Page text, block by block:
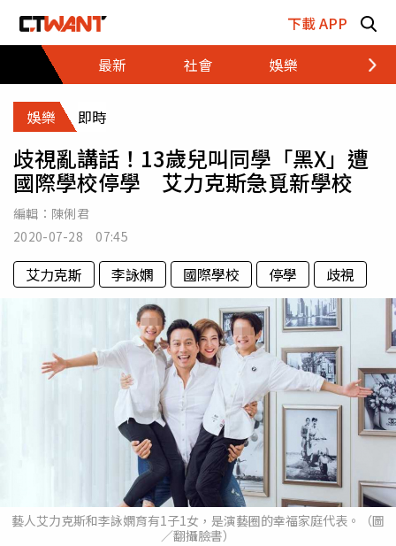
下載 APP
最新
社會 娛樂 財經
娛樂 即時
歧視亂講話！13歲兒叫同學「黑X」遭
國際學校停學 艾力克斯急覓新學校
編輯： 陳俐君
2020-07-28 07:45
艾力克斯 李詠嫻 國際學校 停學 歧視
藝人艾力克斯和李詠嫻育有1子1女，是演藝圈的幸福家庭代表。（圖
／翻攝臉書）